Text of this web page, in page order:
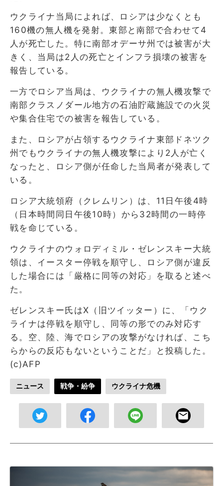
ウクライナ当局によれば、ロシアは少なくとも
160機の無人機を発射。東部と南部で合わせて4
人が死亡した。特に南部オデーサ州では被害が大
きく、当局は2人の死亡とインフラ損壊の被害を
報告している。
一方でロシア当局は、ウクライナの無人機攻撃で
南部クラスノダール地方の石油貯蔵施設での火災
や集合住宅での被害を報告している。
また、ロシアが占領するウクライナ東部ドネツク
州でもウクライナの無人機攻撃により2人が亡く
なったと、ロシア側が任命した当局者が発表して
いる。
ロシア大統領府（クレムリン）は、11日午後4時
（日本時間同日午後10時）から32時間の一時停
戦を命じている。
ウクライナのウォロディミル・ゼレンスキー大統
領は、イースター停戦を順守し、ロシア側が違反
した場合には「厳格に同等の対応」を取ると述べ
た。
ゼレンスキー氏はX（旧ツイッター）に、「ウク
ライナは停戦を順守し、同等の形でのみ対応す
る。空、陸、海でロシアの攻撃がなければ、こち
らからの反応もないということだ」と投稿した。
(c)AFP
ニュース 戦争・紛争 ウクライナ危機